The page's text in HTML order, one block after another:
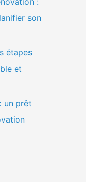
son
étapes
et
un prêt